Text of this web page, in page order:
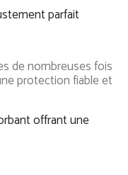
parfait
nombreuses fois
protection fiable et
offrant une